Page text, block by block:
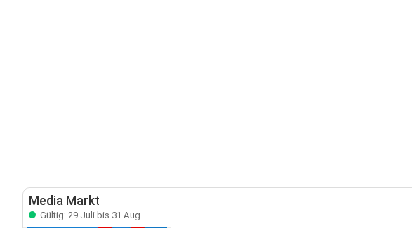
Media Markt
Gültig: 29 Juli bis 31 Aug.